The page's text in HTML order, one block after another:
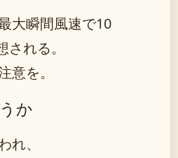
大瞬間風速で10
れる。
意を。
か
れ、